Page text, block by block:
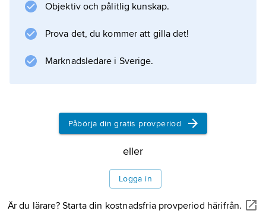
Objektiv och pålitlig kunskap.
Prova det, du kommer att gilla det!
Marknadsledare i Sverige.
Påbörja din gratis provperiod
eller
Logga in
Är du lärare? Starta din kostnadsfria provperiod härifrån.